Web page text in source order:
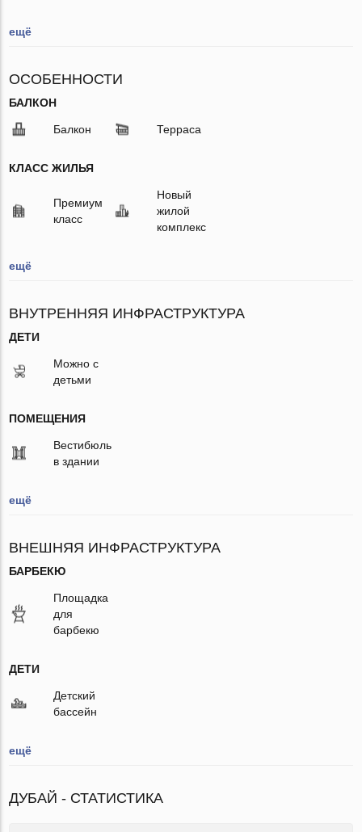
ещё
ОСОБЕННОСТИ
БАЛКОН
Балкон Терраса
КЛАСС ЖИЛЬЯ
Премиум
класс
Новый
жилой
комплекс
ещё
ВНУТРЕННЯЯ ИНФРАСТРУКТУРА
ДЕТИ
Можно с
детьми
ПОМЕЩЕНИЯ
Вестибюль
в здании
ещё
ВНЕШНЯЯ ИНФРАСТРУКТУРА
БАРБЕКЮ
Площадка
для
барбекю
ДЕТИ
Детский
бассейн
ещё
ДУБАЙ - СТАТИСТИКА